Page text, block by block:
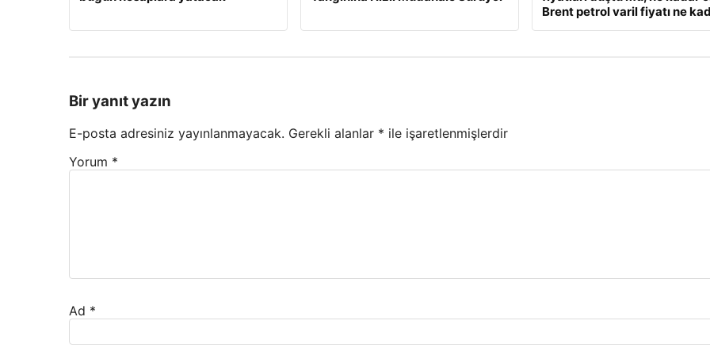
Brent petrol varil fiyatı ne
Bir yanıt yazın
E-posta adresiniz yayınlanmayacak. Gerekli alanlar * ile işaretlenmişlerdir
Yorum *
Ad *